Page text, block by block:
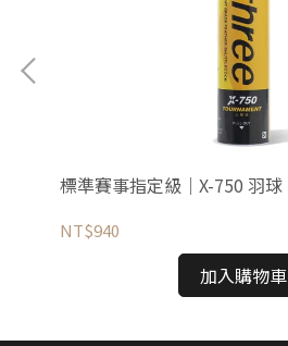
標準賽事指定級｜X-750 羽球
NT$940
加入購物車